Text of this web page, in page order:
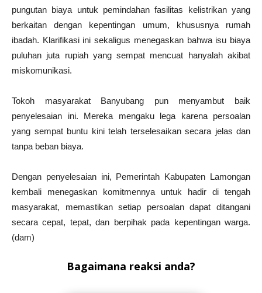
pungutan biaya untuk pemindahan fasilitas kelistrikan yang
berkaitan dengan kepentingan umum, khususnya rumah
ibadah. Klarifikasi ini sekaligus menegaskan bahwa isu biaya
puluhan juta rupiah yang sempat mencuat hanyalah akibat
miskomunikasi.
Tokoh masyarakat Banyubang pun menyambut baik
penyelesaian ini. Mereka mengaku lega karena persoalan
yang sempat buntu kini telah terselesaikan secara jelas dan
tanpa beban biaya.
Dengan penyelesaian ini, Pemerintah Kabupaten Lamongan
kembali menegaskan komitmennya untuk hadir di tengah
masyarakat, memastikan setiap persoalan dapat ditangani
secara cepat, tepat, dan berpihak pada kepentingan warga.
(dam)
Bagaimana reaksi anda?